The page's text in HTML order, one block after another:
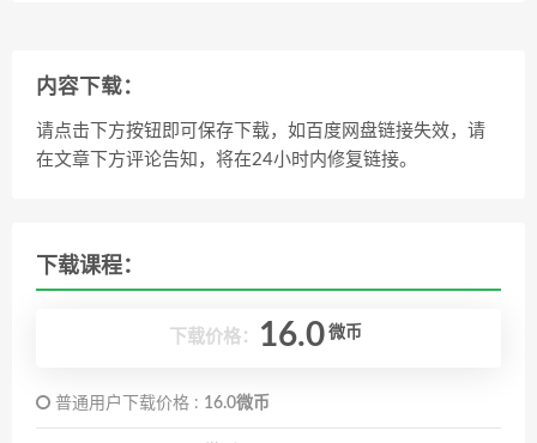
内容下载：
请点击下方按钮即可保存下载，如百度网盘链接失效，请
在文章下方评论告知，将在24小时内修复链接。
下载课程：
下载价格： 16.0 微币
普通用户下载价格 : 16.0微币